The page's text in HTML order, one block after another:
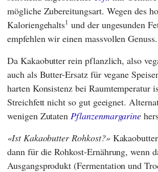
mögliche Zubereitungsart. Wegen des
Kaloriengehalts1 und der ungesunden
empfehlen wir einen massvollen Genuss.
Da Kakaobutter rein pflanzlich, also
auch als Butter-Ersatz für vegane
harten Konsistenz bei Raumtemperatur
Streichfett nicht so gut geeignet.
wenigen ZutatenPflanzenmargarine
Ist Kakaobutter Rohkost?
dann für die Rohkost-Ernährung, wenn
Ausgangsprodukt (Fermentation und